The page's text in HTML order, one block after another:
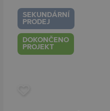
SEKUNDÁRNÍ
PRODEJ
DOKONČENO
PROJEKT